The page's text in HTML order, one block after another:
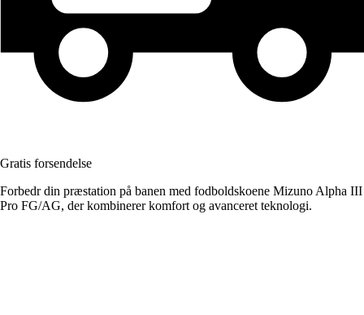
Gratis forsendelse
Forbedr din præstation på banen med fodboldskoene Mizuno Alpha III
Pro FG/AG, der kombinerer komfort og avanceret teknologi.